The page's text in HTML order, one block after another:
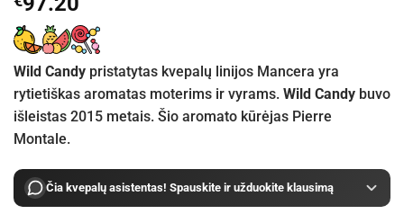
Wild Candy pristatytas kvepalų linijos Mancera yra
rytietiškas aromatas moterims ir vyrams. Wild Candy buvo
išleistas 2015 metais. Šio aromato kūrėjas Pierre
Montale.
Čia kvepalų asistentas! Spauskite ir užduokite klausimą